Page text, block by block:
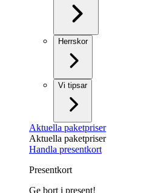
Herrskor
Vi tipsar
Aktuella paketpriser
Aktuella paketpriser
Handla presentkort
Presentkort
Ge bort i present!